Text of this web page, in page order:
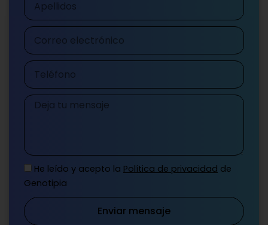
Correo
electrónico
Teléfono
Mensaje
He leído y acepto la Política de privacidad de
Genotipia
Enviar mensaje